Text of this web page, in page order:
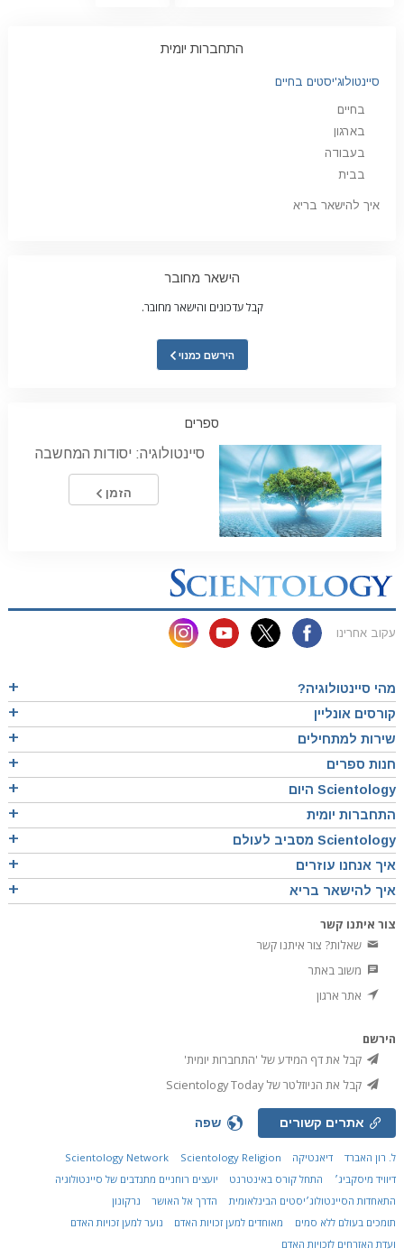
התחברות יומית
סיינטולוג'יסטים בחיים
בחיים
בארגון
בעבודה
בבית
איך להישאר בריא
הישאר מחובר
קבל עדכונים והישאר מחובר.
הירשם כמנוי
ספרים
סיינטולוגיה: יסודות המחשבה
הזמן
עקוב אחרינו
מהי סיינטולוגיה?
קורסים אונליין
שירות למתחילים
חנות ספרים
Scientology היום
התחברות יומית
Scientology מסביב לעולם
איך אנחנו עוזרים
איך להישאר בריא
צור איתנו קשר
שאלות? צור איתנו קשר
משוב באתר
אתר ארגון
הירשם
קבל את דף המידע של 'התחברות יומית'
קבל את הניוזלטר של Scientology Today
אתרים קשורים שפה
ל. רון האברד דיאנטיקה Scientology Network
Scientology Religion
דיוויד מיסקביג׳
התחל קורס באינטרנט
יועצים רוחניים מתנדבים של סיינטולוגיה
התאחדות הסיינטולוג׳יסטים הבינלאומית
הדרך אל האושר
נרקונון
תומכים בעולם ללא סמים
מאוחדים למען זכויות האדם
נוער למען זכויות האדם
ועדת האזרחים לזכויות האדם